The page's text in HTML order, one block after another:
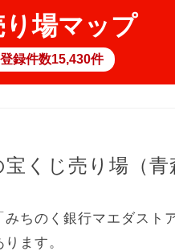
場マップ
録件数15,430件
くじ売り場（青
ちのく銀行マエダスト
ます。